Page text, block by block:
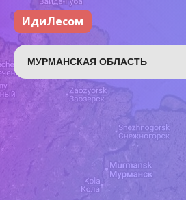
ИдиЛесом
МУРМАНСКАЯ ОБЛАСТЬ